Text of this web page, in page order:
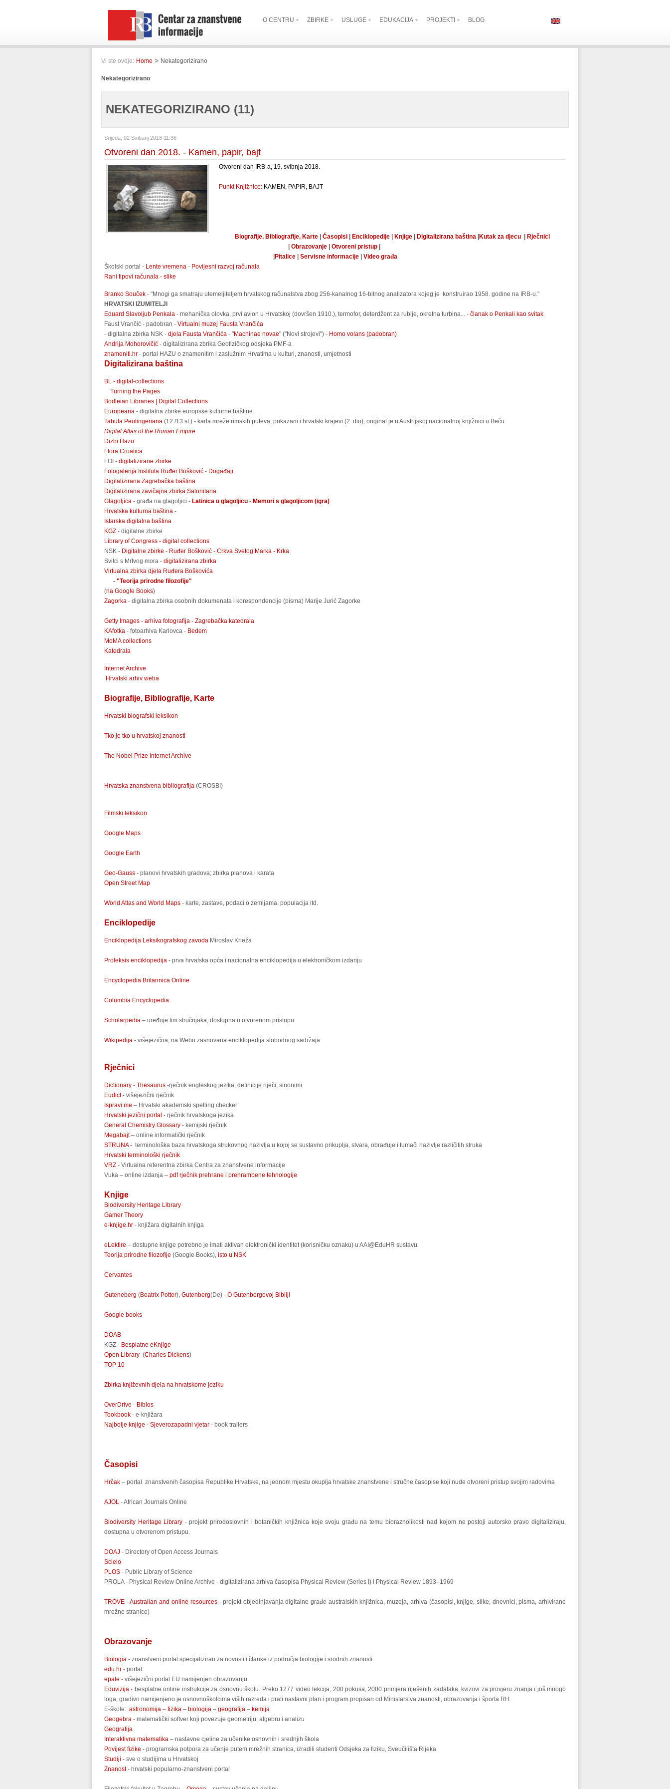
O CENTRU ZBIRKE USLUGE EDUKACIJA PROJEKTI BLOG
Vi ste ovdje: Home > Nekategorizirano
Nekategorizirano
NEKATEGORIZIRANO (11)
Srijeda, 02 Svibanj 2018 11:36
Otvoreni dan 2018. - Kamen, papir, bajt
Otvoreni dan IRB-a, 19. svibnja 2018.
Punkt Knjižnice: KAMEN, PAPIR, BAJT
Biografije, Bibliografije, Karte Časopisi Enciklopedije Knjige Digitalizirana baština Kutak za djecu
Rječnici
Obrazovanje Otvoreni pristup
Pitalice Servisne informacije
Video građa
Školski portal - Lente vremena - Povijesni razvoj računala
Rani tipovi računala - slike
Branko Souček - "Mnogi ga smatraju utemeljiteljem hrvatskog računalstva zbog 256-kanalnog 16-bitnog analizatora kojeg je konstruirao 1958. godine na IRB-u."
HRVATSKI IZUMITELJI
Eduard Slavoljub Penkala - mehanička olovka, prvi avion u Hrvatskoj (dovršen 1910.), termofor, deterdžent za rublje, okretna turbina... - članak o Penkali kao svitak
Faust Vrančić - padobran - Virtualni muzej Fausta Vrančića
- digitalna zbirka NSK - djela Fausta Vrančića - "Machinae novae" ("Novi strojevi") - Homo volans (padobran)
Andrija Mohorovičić - digitalizirana zbrika Geofizičkog odsjeka PMF-a
znameniti.hr - portal HAZU o znamenitim i zaslužnim Hrvatima u kulturi, znanosti, umjetnosti
Digitalizirana baština
BL - digital-collections
Turning the Pages
Bodleian Libraries | Digital Collections
Europeana - digitalna zbirke europske kulturne baštine
Tabula Peutingeriana (12./13.st.) - karta mreže rimskih puteva, prikazani i hrvatski krajevi (2. dio), original je u Austrijskoj nacionalnoj knjižnici u Beču
Digital Atlas of the Roman Empire
Dizbi Hazu
Flora Croatica
FOI - digitalizirane zbirke
Fotogalerija Instituta Ruđer Bošković - Događaji
Digitalizirana Zagrebačka baština
Digitalizirana zavičajna zbirka Salonitana
Glagoljica - građa na glagoljici - Latinica u glagoljicu - Memori s glagoljicom (igra)
Hrvatska kulturna baština -
Istarska digitalna baština
KGZ - digitalne zbirke
Library of Congress - digital collections
NSK - Digitalne zbirke - Ruđer Bošković - Crkva Svetog Marka - Krka
Svitci s Mrtvog mora - digitalizirana zbirka
Virtualna zbirka djela Ruđera Boškovića
- "Teorija prirodne filozofije"
(na Google Books)
Zagorka - digitalna zbirka osobnih dokumenata i korespondencije (pisma) Marije Jurić Zagorke
Getty Images - arhiva fotografija - Zagrebačka katedrala
KAfotka - fotoarhiva Karlovca - Bedem
MoMA collections
Katedrala
Internet Archive
Hrvatski arhiv weba
Biografije, Bibliografije, Karte
Hrvatski biografski leksikon
Tko je tko u hrvatskoj znanosti
The Nobel Prize Internet Archive
Hrvatska znanstvena bibliografija (CROSBI)
Filmski leksikon
Google Maps
Google Earth
Geo-Gauss - planovi hrvatskih gradova; zbirka planova i karata
Open Street Map
World Atlas and World Maps - karte, zastave, podaci o zemljama, populacija itd.
Enciklopedije
Enciklopedija Leksikografskog zavoda Miroslav Krleža
Proleksis enciklopedija - prva hrvatska opća i nacionalna enciklopedija u elektroničkom izdanju
Encyclopedia Britannica Online
Columbia Encyclopedia
Scholarpedia – uređuje tim stručnjaka, dostupna u otvorenom pristupu
Wikipedija - višejezična, na Webu zasnovana enciklopedija slobodnog sadržaja
Rječnici
Dictionary - Thesaurus -rječnik engleskog jezika, definicije riječi, sinonimi
Eudict- višejezični rječnik
Ispravi me – Hrvatski akademski spelling checker
Hrvatski jezični portal - rječnik hrvatskoga jezika
General Chemistry Glossary - kemijski rječnik
Megabajt– online informatički rječnik
STRUNA- terminološka baza hrvatskoga strukovnog nazivlja u kojoj se sustavno prikuplja, stvara, obrađuje i tumači nazivlje različitih struka
Hrvatski terminološki rječnik
VRZ - Virtualna referentna zbirka Centra za znanstvene informacije
Vuka – online izdanja – pdf rječnik prehrane i prehrambene tehnologije
Knjige
Biodiversity Heritage Library
Gamer Theory
e-knjige.hr - knjižara digitalnih knjiga
eLektire – dostupne knjige potrebno je imati aktivan elektronički identitet (korisničku oznaku) u AAI@EduHR sustavu
Teorija prirodne filozofije (Google Books), isto u NSK
Cervantes
Guteneberg (Beatrix Potter), Gutenberg(De) - O Gutenbergovoj Bibliji
Google books
DOAB
KGZ - Besplatne eKnjige
Open Library (Charles Dickens)
TOP 10
Zbirka književnih djela na hrvatskome jeziku
OverDrive - Biblos
Tookbook - e-knjižara
Najbolje knjige - Sjeverozapadni vjetar - book trailers
Časopisi
Hrčak – portal znanstvenih časopisa Republike Hrvatske, na jednom mjestu okuplja hrvatske znanstvene i stručne časopise koji nude otvoreni pristup svojim radovima
AJOL - African Journals Online
Biodiversity Heritage Library - projekt prirodoslovnih i botaničkih knjižnica koje svoju građu na temu bioraznolikosti nad kojom ne postoji autorsko pravo digitaliziraju,
dostupna u otvorenom pristupu.
DOAJ - Directory of Open Access Journals
Scielo
PLOS - Public Library of Science
PROLA- Physical Review Online Archive - digitalizirana arhiva časopisa Physical Review (Series I) i Physical Review 1893–1969
TROVE -Australian and online resources- projekt objedinjavanja digitalne građe australskih knjižnica, muzeja, arhiva (časopisi, knjige, slike, dnevnici, pisma, arhivirane
mrežne stranice)
Obrazovanje
Biologia - znanstveni portal specijaliziran za novosti i članke iz područja biologije i srodnih znanosti
edu.hr - portal
epale - višejezični portal EU namijenjen obrazovanju
Eduvizija - besplatne online instrukcije za osnovnu školu. Preko 1277 video lekcija, 200 pokusa, 2000 primjera riješenih zadataka, kvizovi za provjeru znanja i još mnogo
toga, gradivo namijenjeno je osnovnoškolcima viših razreda i prati nastavni plan i program propisan od Ministarstva znanosti, obrazovanja i športa RH.
E-škole: astronomija – fizika – biologija – geografija – kemija
Geogebra - matematički softver koji povezuje geometriju, algebru i analizu
Geografija
Interaktivna matematika – nastavne cjeline za učenike osnovnih i srednjih škola
Povijest fizike - programska potpora za učenje putem mrežnih stranica, izradili studenti Odsjeka za fiziku, Sveučilišta Rijeka
Studiji - sve o studijima u Hrvatskoj
Znanost- hrvatski popularno-znanstveni portal
KvizBOX